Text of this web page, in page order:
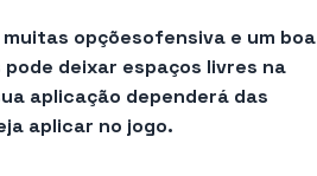
muitas opçõesofensiva e um boa
pode deixar espaços livres na
aplicação dependerá das
aplicar no jogo.